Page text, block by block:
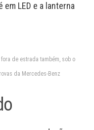
em LED e a lanterna
de estrada também, sob o
da Mercedes-Benz